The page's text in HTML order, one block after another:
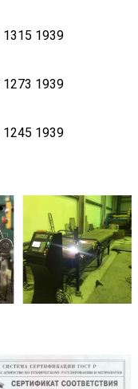
1315 1939
1273 1939
1245 1939